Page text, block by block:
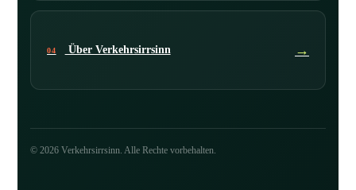
04 Über Verkehrsirrsinn →
© 2026 Verkehrsirrsinn. Alle Rechte vorbehalten.